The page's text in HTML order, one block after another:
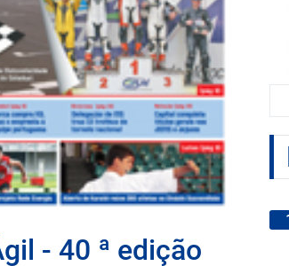
- 40 ª edição